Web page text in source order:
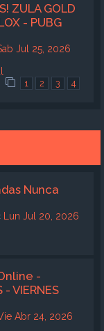
ZULA GOLD
- PUBG
Jul 25, 2026
1 2 3 4
Nunca
Lun Jul 20, 2026
-
- VIERNES
Abr 24, 2026